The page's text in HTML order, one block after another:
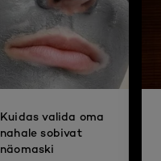
Kuidas valida oma
nahale sobivat
näomaski